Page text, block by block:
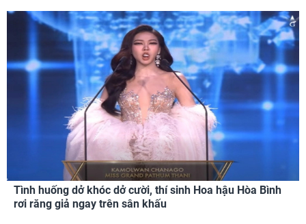
Tình huống dở khóc dở cười, thí sinh Hoa hậu Hòa Bình
rơi răng giả ngay trên sân khấu